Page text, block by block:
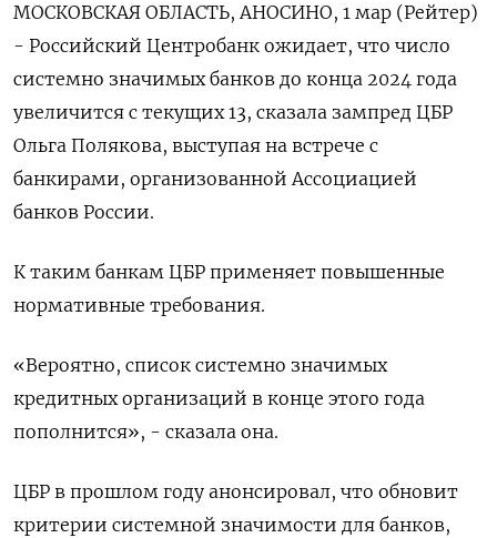
МОСКОВСКАЯ ОБЛАСТЬ, АНОСИНО, 1 мар (Рейтер)
- Российский Центробанк ожидает, что число
системно значимых банков до конца 2024 года
увеличится с текущих 13, сказала зампред ЦБР
Ольга Полякова, выступая на встрече с
банкирами, организованной Ассоциацией
банков России.
К таким банкам ЦБР применяет повышенные
нормативные требования.
«Вероятно, список системно значимых
кредитных организаций в конце этого года
пополнится», - сказала она.
ЦБР в прошлом году анонсировал, что обновит
критерии системной значимости для банков,